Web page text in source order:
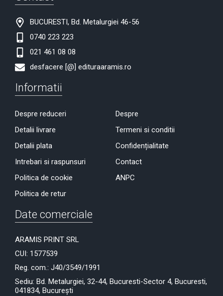
BUCURESTI, Bd. Metalurgiei 46-56
0740 223 223
021 461 08 08
desfacere [@] edituraaramis.ro
Informatii
Despre reduceri
Detalii livrare
Detalii plata
Intrebari si raspunsuri
Politica de cookie
Politica de retur
Despre
Termeni si conditii
Confidențialitate
Contact
ANPC
Date comerciale
ARAMIS PRINT SRL
CUI: 1577539
Reg. com.: J40/3549/1991
Sediu: Bd. Metalurgiei, 32-44, Bucuresti-Sector 4, Bucuresti,
041834, București